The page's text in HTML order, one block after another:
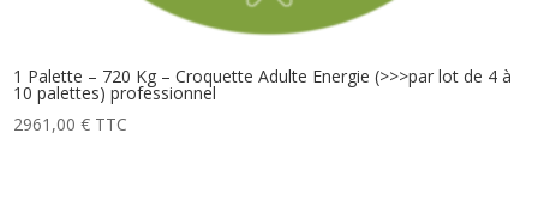
1 Palette – 720 Kg – Croquette Adulte Energie (>>>par lot de 4 à
10 palettes) professionnel
2961,00€ TTC